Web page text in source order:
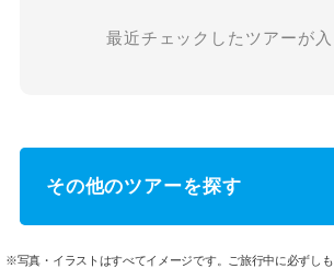
最近チェックしたツアーが
その他のツアーを探す
※写真・イラストはすべてイメージです。ご旅行中に必ずし